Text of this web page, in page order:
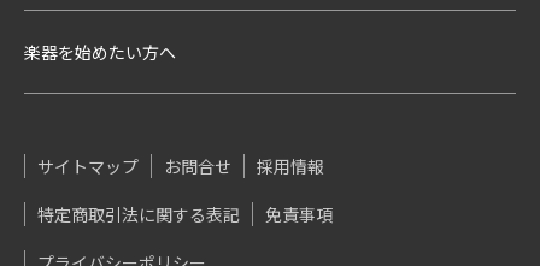
楽器を始めたい方へ
サイトマップ お問合せ
採用情報
特定商取引法に関する表記
免責事項